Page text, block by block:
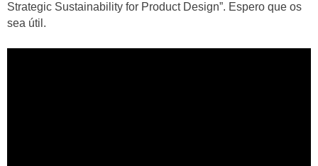
Strategic Sustainability for Product Design”. Espero que os
sea útil.